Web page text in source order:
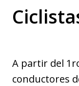
A partir del
conductores